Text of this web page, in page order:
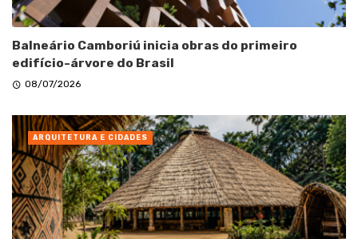
Balneário Camboriú inicia obras do primeiro
edifício-árvore do Brasil
08/07/2026
ARQUITETURA E CIDADES